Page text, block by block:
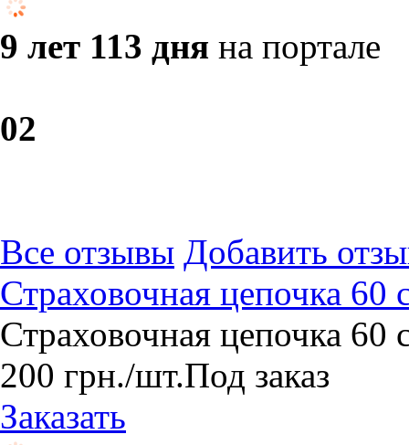
9 лет 113 дня на портале
02
Все отзывы Добавить
Страховочная цепочка 60
Страховочная цепочка 60
200 грн./шт.Под заказ
Заказать